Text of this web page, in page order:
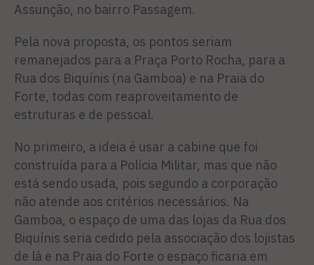
Assunção, no bairro Passagem.
Pela nova proposta, os pontos seriam
remanejados para a Praça Porto Rocha, para a
Rua dos Biquínis (na Gamboa) e na Praia do
Forte, todas com reaproveitamento de
estruturas e de pessoal.
No primeiro, a ideia é usar a cabine que foi
construída para a Polícia Militar, mas que não
está sendo usada, pois segundo a corporação
não atende aos critérios necessários. Na
Gamboa, o espaço de uma das lojas da Rua dos
Biquínis seria cedido pela associação dos lojistas
de lá e na Praia do Forte o espaço ficaria em